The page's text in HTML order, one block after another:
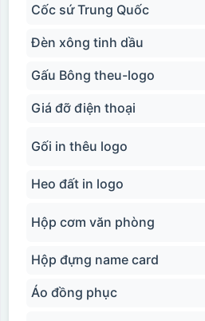
Cốc sứ Trung Quốc
Đèn xông tinh dầu
Gấu Bông theu-logo
Giá đỡ điện thoại
Gối in thêu logo
Heo đất in logo
Hộp cơm văn phòng
Hộp đựng name card
Áo đồng phục